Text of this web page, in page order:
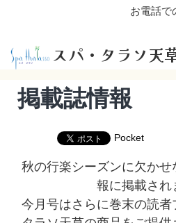
お電話で
スパ・タラソ天
掲載誌情報
Pocket
秋の行楽シーズンに欠か
報に掲載され
今月号はさらに巻末の読者